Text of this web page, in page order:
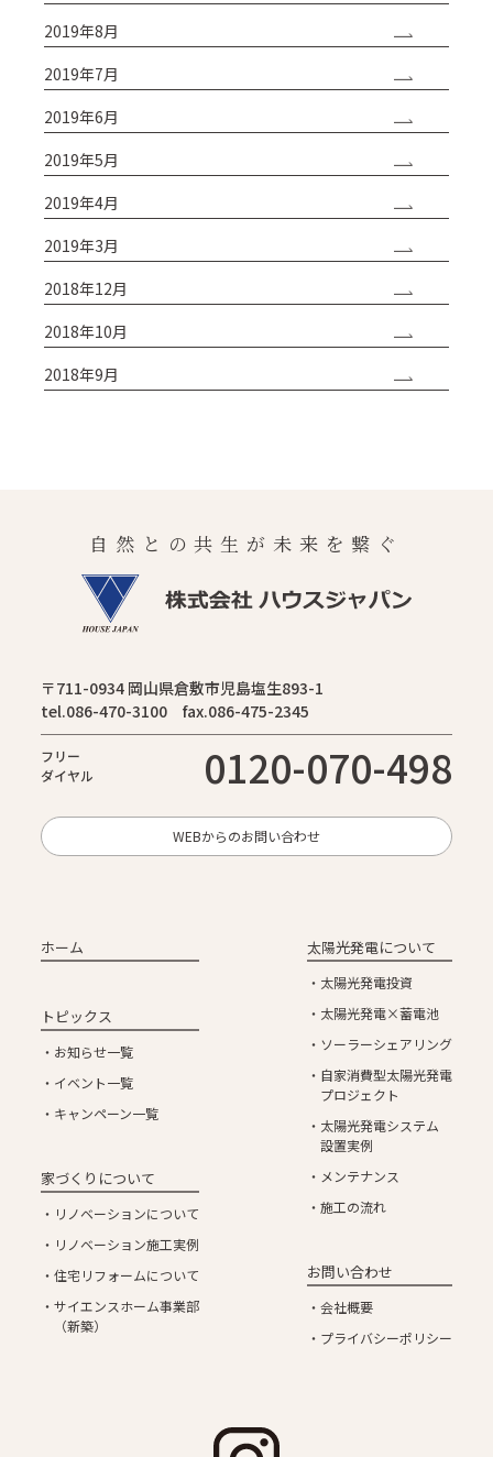
2019年8月
2019年7月
2019年6月
2019年5月
2019年4月
2019年3月
2018年12月
2018年10月
2018年9月
自然との共生が未来を繋ぐ
〒711-0934 岡山県倉敷市児島塩生893-1
tel.086-470-3100 fax.086-475-2345
フリー
ダイヤル
0120-070-498
WEBからのお問い合わせ
ホーム
トピックス
お知らせ一覧
イベント一覧
キャンペーン一覧
家づくりについて
リノベーションについて
リノベーション施工実例
住宅リフォームについて
サイエンスホーム事業部
（新築）
太陽光発電について
太陽光発電投資
太陽光発電×蓄電池
ソーラーシェアリング
自家消費型太陽光発電
プロジェクト
太陽光発電システム
設置実例
メンテナンス
施工の流れ
お問い合わせ
会社概要
プライバシーポリシー